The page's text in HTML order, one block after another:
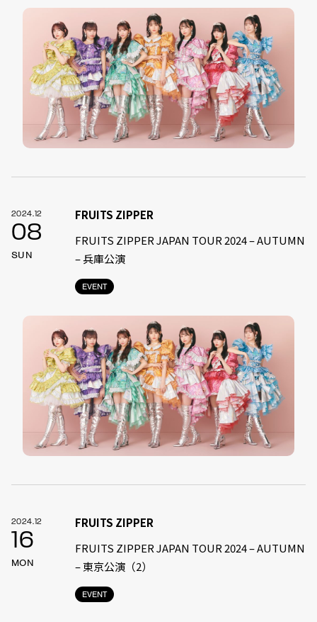
2024.12
08
SUN
EVENT
FRUITS ZIPPER
FRUITS ZIPPER JAPAN TOUR 2024 – AUTUMN
– 兵庫公演
2024.12
16
MON
EVENT
FRUITS ZIPPER
FRUITS ZIPPER JAPAN TOUR 2024 – AUTUMN
– 東京公演（2）